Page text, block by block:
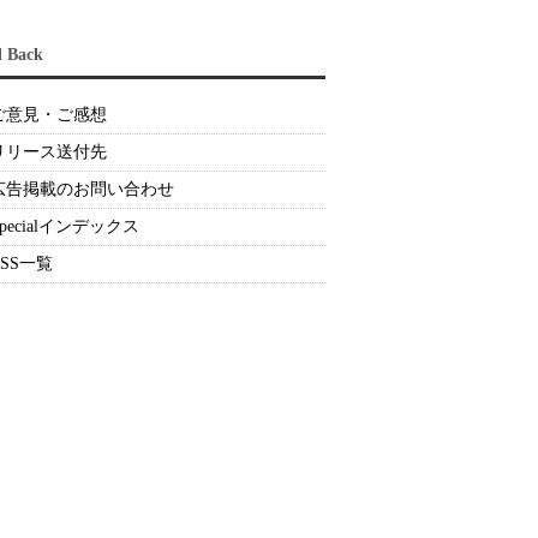
Back
意見・ご感想
リース送付先
告掲載のお問い合わせ
インデックス
一覧